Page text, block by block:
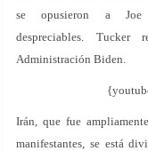
se opusieron a Joe
despreciables.
Administración Biden.
Irán, que fue
manifestantes, se está